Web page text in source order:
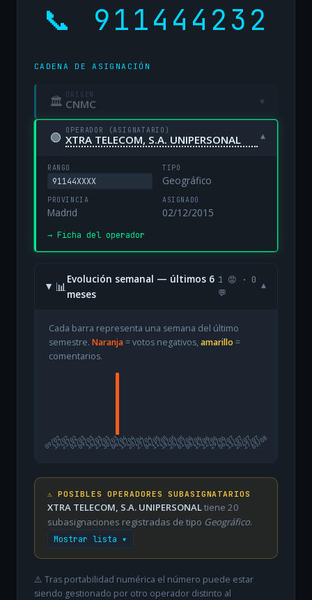
📞 911444232
CADENA DE ASIGNACIÓN
🏛 ORIGEN
CNMC ▾
🟢 OPERADOR (ASIGNATARIO)
XTRA TELECOM, S.A. UNIPERSONAL ▾
RANGO
91144XXXX
TIPO
Geográfico
PROVINCIA
Madrid
ASIGNADO
02/12/2015
→ Ficha del operador
📊
Evolución semanal — últimos 6
meses
1 😡 · 0
💬
▾
Cada barra representa una semana del último
semestre. Naranja= votos negativos, amarillo =
comentarios.
09/02
16/0223/0202/0309/0316/0323/0330/0306/0413/0420/0427/0404/0511/0518/0525/0501/0608/0615/0622/0629/0606/0713/0720/0727/07
03/08
⚠️ POSIBLES OPERADORES SUBASIGNATARIOS
XTRA TELECOM, S.A. UNIPERSONALtiene 20
subasignaciones registradas de tipo Geográfico.
Mostrar lista ▾
⚠️ Tras portabilidad numérica el número puede estar
siendo gestionado por otro operador distinto al